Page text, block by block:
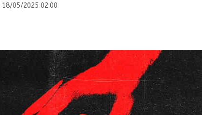
18/05/2025 02:00